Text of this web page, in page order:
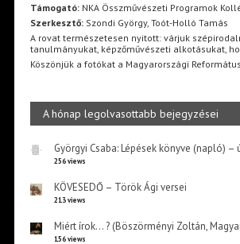
Támogató:NKA Összművészeti Programok
Szerkesztő:Szondi György, Toót-Holló Tamás
A rovat természetesen nyitott: várjuk
tanulmányukat, képzőművészeti alkotásukat,
Köszönjük a fotókat a Magyarországi
A hónap legolvasottabb bejegyzései
Györgyi Csaba: Lépések könyve (napló) –
256 views
KÖVESEDŐ – Török Ági versei
213 views
Miért írok… ? (Böszörményi Zoltán,
156 views